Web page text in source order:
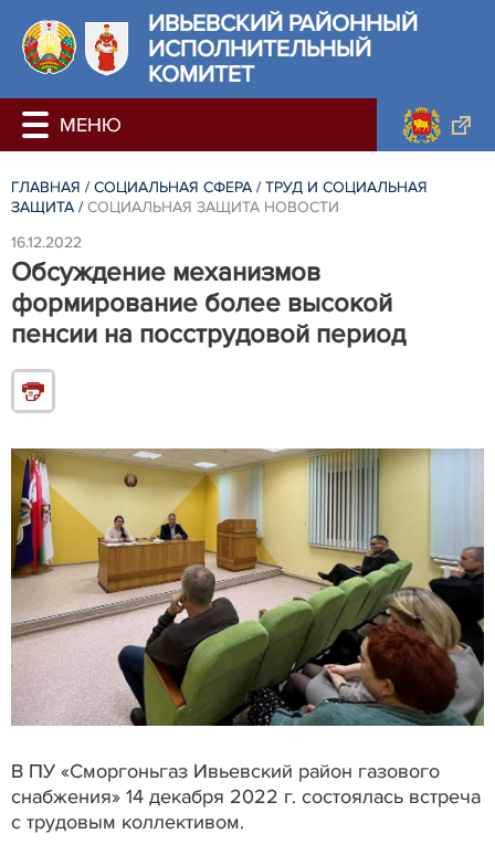
ИВЬЕВСКИЙ РАЙОННЫЙ
ИСПОЛНИТЕЛЬНЫЙ
КОМИТЕТ
ГЛАВНАЯ / СОЦИАЛЬНАЯ СФЕРА / ТРУД И СОЦИАЛЬНАЯ
ЗАЩИТА / СОЦИАЛЬНАЯ ЗАЩИТА НОВОСТИ
16.12.2022
Обсуждение механизмов
формирование более высокой
пенсии на посструдовой период
В ПУ «Сморгоньгаз Ивьевский район газового
снабжения» 14 декабря 2022 г. состоялась встреча
с трудовым коллективом.